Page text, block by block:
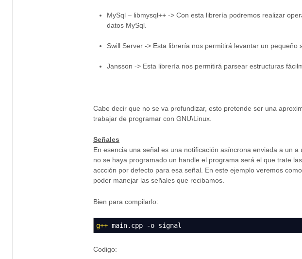
MySql – libmysql++ -> Con esta librería podremos realizar
datos MySql.
Swill Server -> Esta librería nos permitirá levantar un pequeño
Jansson -> Esta librería nos permitirá parsear estructuras
Cabe decir que no se va profundizar, esto pretende ser una
trabajar de programar con GNU\Linux.
Señales
En esencia una señal es una notificación asíncrona enviada a un
no se haya programado un handle el programa será el que trate
accción por defecto para esa señal. En este ejemplo veremos
poder manejar las señales que recibamos.
Bien para compilarlo:
g++ main.cpp -o signal
Codigo: